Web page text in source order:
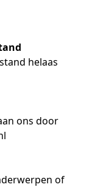
helaas
ons door
of